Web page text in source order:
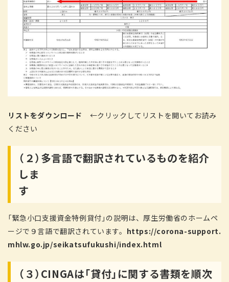
リストをダウンロード ←クリックしてリストを開いてお読み
ください
（２）多言語で翻訳されているものを紹介
しま
す
「緊急小口支援資金特例貸付」の説明は、厚生労働省のホームペ
ージで９言語で翻訳されています。 https://corona-support.
mhlw.go.jp/seikatsufukushi/index.html
（３）CINGAは「貸付」に関する書類を順次